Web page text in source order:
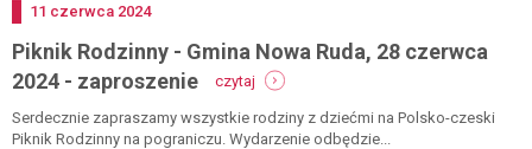
Dodano
11 czerwca 2024
Piknik Rodzinny - Gmina Nowa Ruda, 28 czerwca
2024 - zaproszenie
czytaj
piknik
rodzinny
-
Serdecznie zapraszamy wszystkie rodziny z dziećmi na Polsko-czeski
Piknik Rodzinny na pograniczu. Wydarzenie odbędzie...